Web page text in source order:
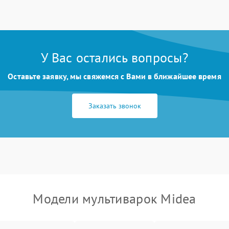
У Вас остались вопросы?
Оставьте заявку, мы свяжемся с Вами в ближайшее время
Заказать звонок
Модели мультиварок Midea